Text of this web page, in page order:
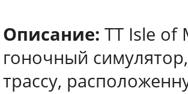
Описание: TT Isle of
гоночный
трассу,